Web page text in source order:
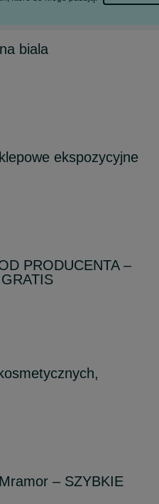
biala
ekspozycyjne
PRODUCENTA –
– SZYBKIE